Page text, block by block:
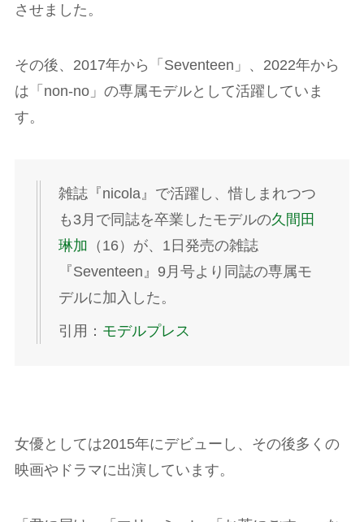
させました。
その後、2017年から「Seventeen」、2022年から
は「non-no」の専属モデルとして活躍していま
す。
雑誌『nicola』で活躍し、惜しまれつつ
も3月で同誌を卒業したモデルの久間田
琳加 （16）が、1日発売の雑誌
『Seventeen』9月号より同誌の専属モ
デルに加入した。
引用： モデルプレス
女優としては2015年にデビューし、その後多くの
映画やドラマに出演しています。